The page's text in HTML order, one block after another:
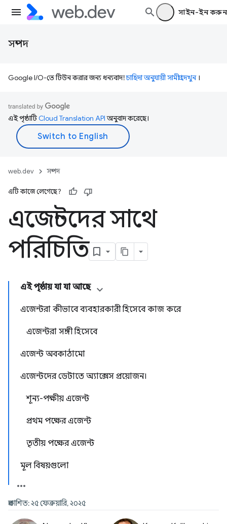
সাইন-ইন করুন
সম্পদ
Google I/O-তে টিউন করার জন্য ধন্যবাদ!চাহিদা অনুযায়ী সামগ্রী দেখুন।
এই পৃষ্ঠাটিCloud Translation APIঅনুবাদ করেছে।
web.dev সম্পদ
এটি কাজে লেগেছে?
এজেন্টদের সাথে
পরিচিতি
এই পৃষ্ঠায় যা যা আছে
এজেন্টরা কীভাবে ব্যবহারকারী হিসেবে কাজ করে
এজেন্টরা সঙ্গী হিসেবে
এজেন্ট অবকাঠামো
এজেন্টদের ডেটাতে অ্যাক্সেস প্রয়োজন।
শূন্য-পক্ষীয় এজেন্ট
প্রথম পক্ষের এজেন্ট
তৃতীয় পক্ষের এজেন্ট
মূল বিষয়গুলো
প্রকাশিত: ২৫ ফেব্রুয়ারি, ২০২৫